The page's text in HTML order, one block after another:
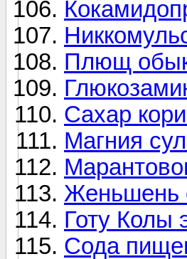
Плющ
Сахар
Магния
Женьшень
Готу Колы
Сода